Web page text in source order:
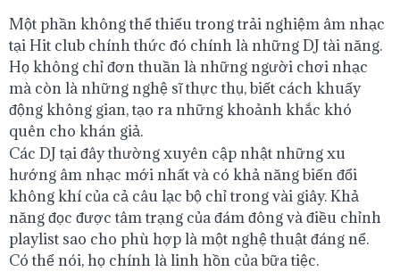
Một phần không thể thiếu trong trải nghiệm âm nhạc
tại Hit club chính thức đó chính là những DJ tài năng.
Họ không chỉ đơn thuần là những người chơi nhạc
mà còn là những nghệ sĩ thực thụ, biết cách khuấy
động không gian, tạo ra những khoảnh khắc khó
quên cho khán giả.
Các DJ tại đây thường xuyên cập nhật những xu
hướng âm nhạc mới nhất và có khả năng biến đổi
không khí của cả câu lạc bộ chỉ trong vài giây. Khả
năng đọc được tâm trạng của đám đông và điều chỉnh
playlist sao cho phù hợp là một nghệ thuật đáng nể.
Có thể nói, họ chính là linh hồn của bữa tiệc.